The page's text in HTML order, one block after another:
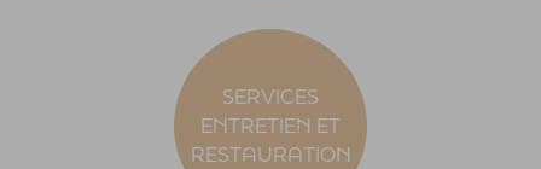
SERVICES
ENTRETIEN ET
RESTAURATION